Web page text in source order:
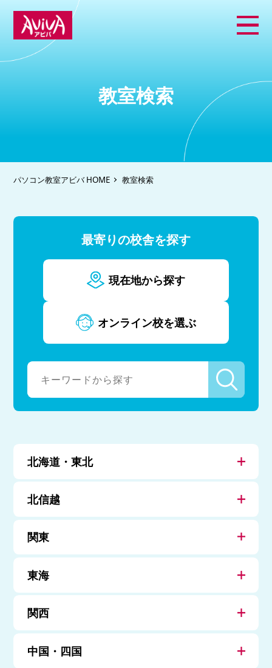
教室検索
パソコン教室アビバ HOME 教室検索
最寄りの校舎を探す
現在地から探す
オンライン校を選ぶ
北海道・東北
北信越
関東
東海
関西
中国・四国